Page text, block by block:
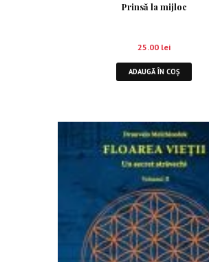
Prinsă la mijloc
25.00 lei
ADAUGĂ ÎN COȘ